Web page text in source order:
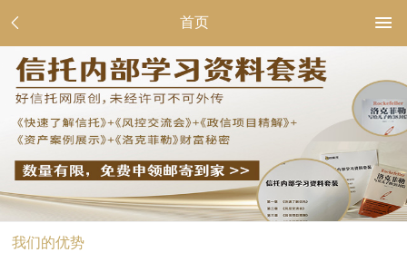
首页
我们的优势